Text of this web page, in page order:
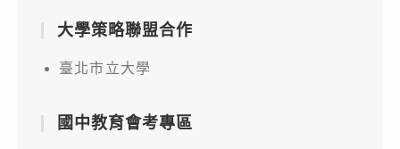
大學策略聯盟合作
臺北市立大學
國中教育會考專區